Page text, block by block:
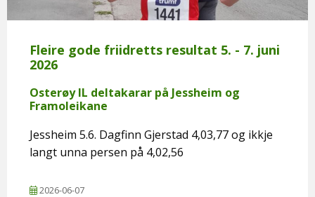
Fleire gode friidretts resultat 5. - 7. juni
2026
Osterøy IL deltakarar på Jessheim og
Framoleikane
Jessheim 5.6. Dagfinn Gjerstad 4,03,77 og ikkje
langt unna persen på 4,02,56
2026-06-07